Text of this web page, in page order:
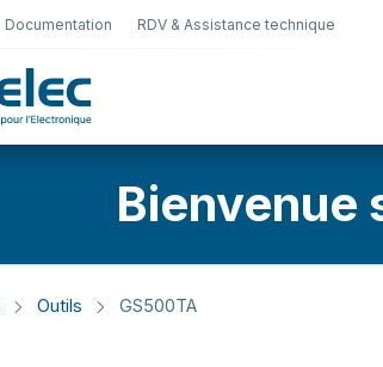
Documentation RDV & Assistance technique
Bienvenue
Outils GS500TA